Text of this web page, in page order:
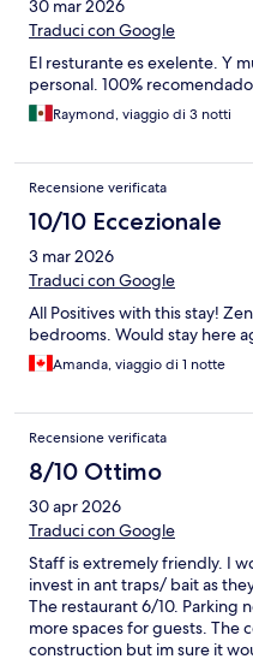
30 mar 2026
Traduci con Google
El resturante es exelente. Y
personal. 100% recomendado
Raymond, viaggio di 3 notti
Recensione verificata
10/10 Eccezionale
3 mar 2026
Traduci con Google
All Positives with this stay!
bedrooms. Would stay here
Amanda, viaggio di 1 notte
Recensione verificata
8/10 Ottimo
30 apr 2026
Traduci con Google
Staff is extremely friendly. I
invest in ant traps/ bait as
The restaurant 6/10. Parking
more spaces for guests. The
construction but im sure it